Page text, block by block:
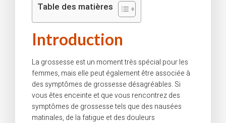
Table des matières
Introduction
La grossesse est un moment très spécial pour les
femmes, mais elle peut également être associée à
des symptômes de grossesse désagréables. Si
vous êtes enceinte et que vous rencontrez des
symptômes de grossesse tels que des nausées
matinales, de la fatigue et des douleurs